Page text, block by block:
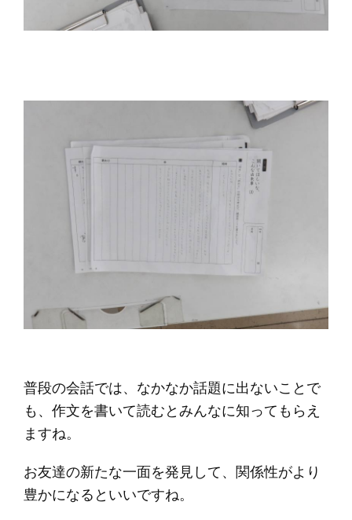
普段の会話では、なかなか話題に出ないことで
も、作文を書いて読むとみんなに知ってもらえ
ますね。
お友達の新たな一面を発見して、関係性がより
豊かになるといいですね。